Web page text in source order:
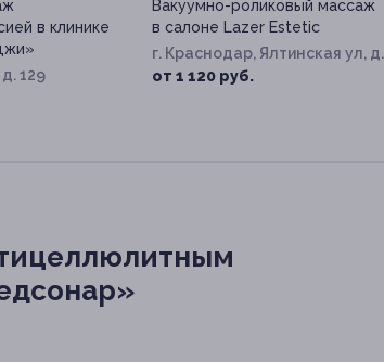
в клинике
ул, д. 129
Вакуумно-роликовый массаж
в салоне Lazer Estetic
г. Краснодар, Ялтинская ул, д.
14
от 1 120 руб.